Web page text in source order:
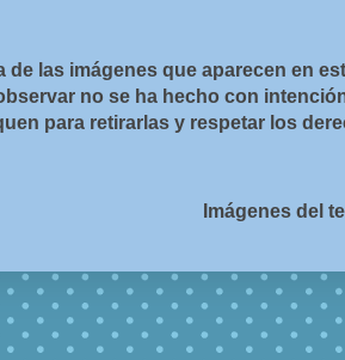
de las imágenes que aparecen en
no se ha hecho con
para retirarlas y respetar los
Imágenes del